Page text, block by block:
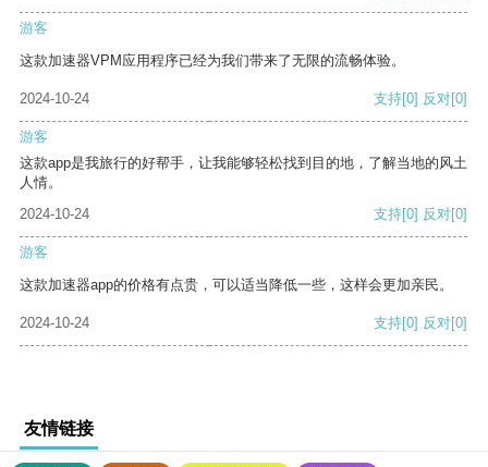
游客
这款加速器VPM应用程序已经为我们带来了无限的流畅体验。
2024-10-24 支持[0] 反对[0]
游客
这款app是我旅行的好帮手，让我能够轻松找到目的地，了解当地的风土
人情。
2024-10-24
支持[0] 反对[0]
游客
这款加速器app的价格有点贵，可以适当降低一些，这样会更加亲民。
2024-10-24 支持[0] 反对[0]
友情链接